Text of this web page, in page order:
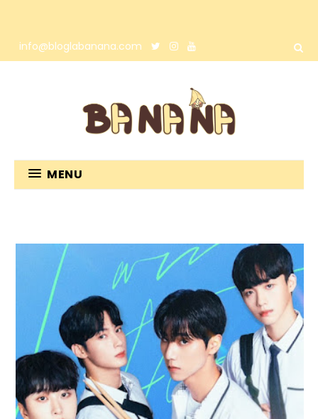
info@bloglabanana.com
MENU